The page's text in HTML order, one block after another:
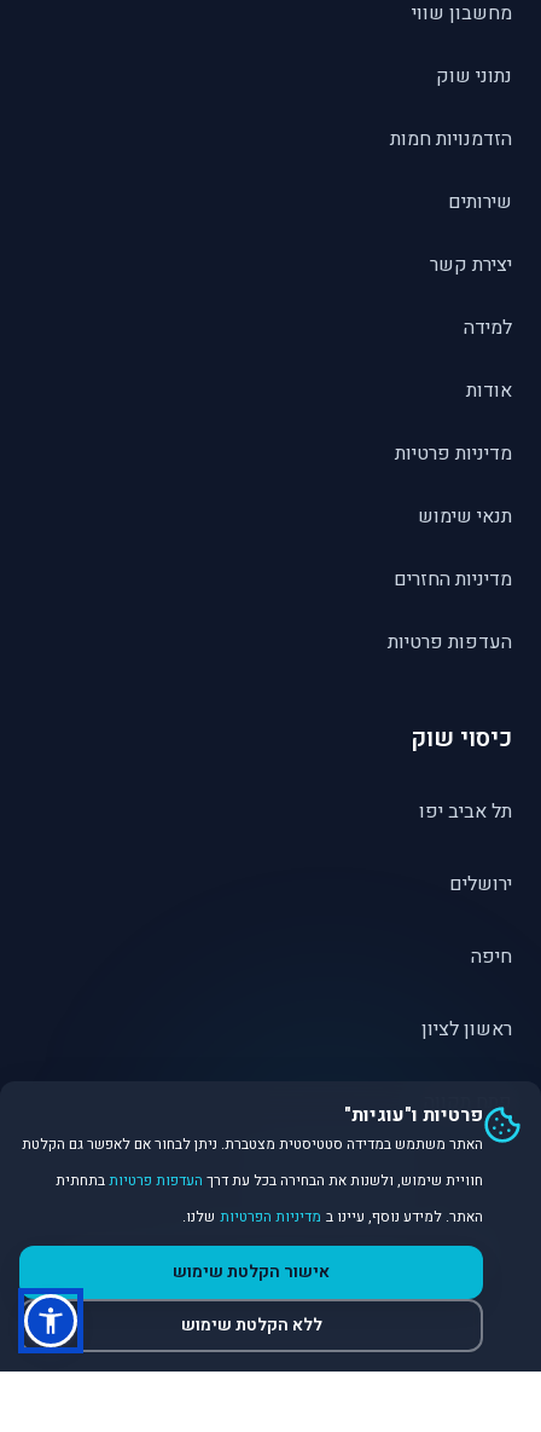
מחשבון שווי
נתוני שוק
הזדמנויות חמות
שירותים
יצירת קשר
למידה
אודות
מדיניות פרטיות
תנאי שימוש
מדיניות החזרים
העדפות פרטיות
כיסוי שוק
תל אביב יפו
ירושלים
חיפה
ראשון לציון
פתח תקווה
©
פלטפורמת נתונים ובינה מלאכותית לניתוח שוק הנדל״ן.
פרטיות ו"עוגיות"
האתר משתמש במדידה סטטיסטית מצטברת. ניתן לבחור אם לאפשר גם הקלטת
חוויית שימוש, ולשנות את הבחירה בכל עת דרך העדפות פרטיותבתחתית
האתר. למידע נוסף, עיינו ב מדיניות הפרטיות שלנו.
אישור הקלטת שימוש
ללא הקלטת שימוש